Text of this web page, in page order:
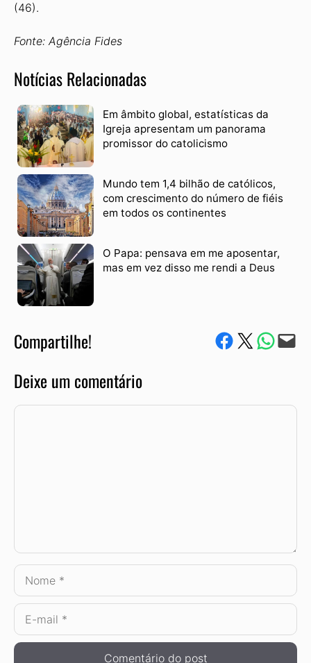
(46).
Fonte: Agência Fides
Notícias Relacionadas
Em âmbito global, estatísticas da
Igreja apresentam um panorama
promissor do catolicismo
Mundo tem 1,4 bilhão de católicos,
com crescimento do número de fiéis
em todos os continentes
O Papa: pensava em me aposentar,
mas em vez disso me rendi a Deus
Compartilhe! Compartilhe no Facebook
Compartilhe no Twitter
Compartile via
Envie via e-mail
Deixe um comentário
Comentário
Nome
E-
mail